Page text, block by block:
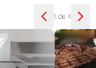
1 de 4